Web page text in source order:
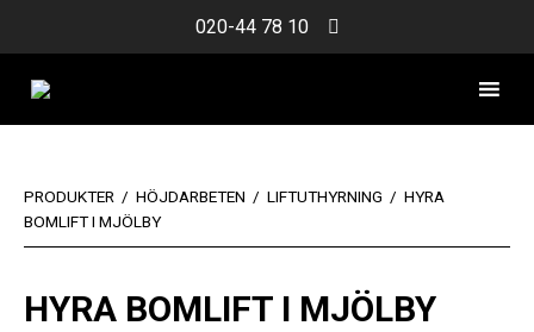
020-44 78 10
PRODUKTER / HÖJDARBETEN / LIFTUTHYRNING / HYRA
BOMLIFT I MJÖLBY
HYRA BOMLIFT I MJÖLBY